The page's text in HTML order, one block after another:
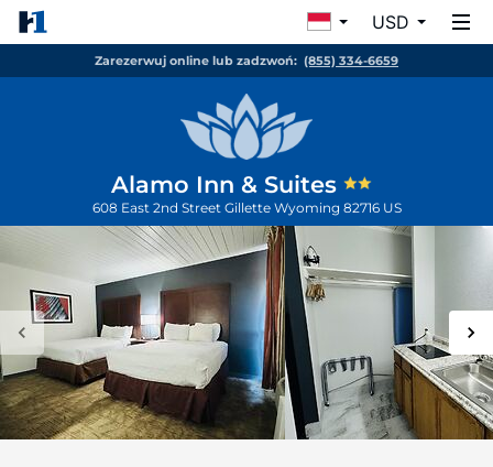
USD
Zarezerwuj online lub zadzwoń: (855) 334-6659
Alamo Inn & Suites
608 East 2nd Street Gillette Wyoming 82716 US